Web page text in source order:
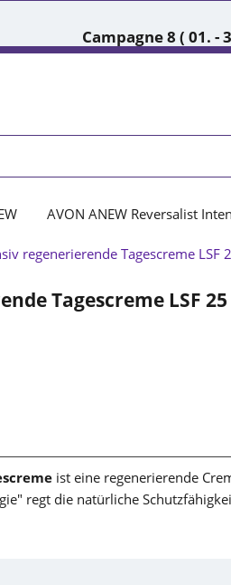
Campagne 8 ( 01. -
AVON ANEW Reversalist
Tagescreme LSF 25
ist eine regenerierende
regt die natürliche